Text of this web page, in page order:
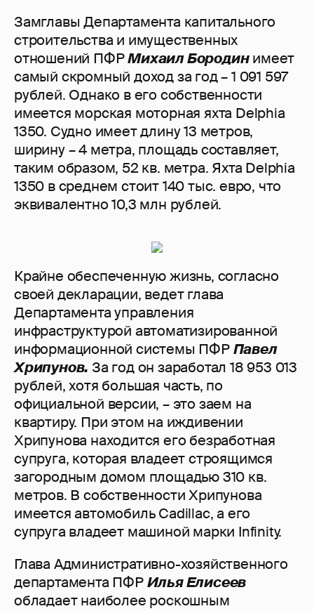
Замглавы Департамента капитального
строительства и имущественных
отношений ПФРМихаил Бородинимеет
самый скромный доход за год – 1 091 597
рублей. Однако в его собственности
имеется морская моторная яхта Delphia
1350. Судно имеет длину 13 метров,
ширину – 4 метра, площадь составляет,
таким образом, 52 кв. метра. Яхта Delphia
1350 в среднем стоит 140 тыс. евро, что
эквивалентно 10,3 млн рублей.
Крайне обеспеченную жизнь, согласно
своей декларации, ведет глава
Департамента управления
инфраструктурой автоматизированной
информационной системы ПФРПавел
Хрипунов. За год он заработал 18 953 013
рублей, хотя большая часть, по
официальной версии, – это заем на
квартиру. При этом на иждивении
Хрипунова находится его безработная
супруга, которая владеет строящимся
загородным домом площадью 310 кв.
метров. В собственности Хрипунова
имеется автомобиль Cadillac, а его
супруга владеет машиной марки Infinity.
Глава Административно-хозяйственного
департамента ПФРИлья Елисеев
обладает наиболее роскошным